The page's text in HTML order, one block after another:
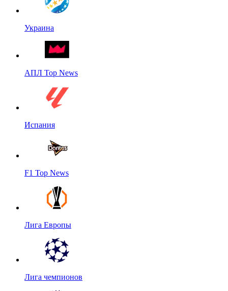
Украина
АПЛ Top News
Испания
F1 Top News
Лига Европы
Лига чемпионов